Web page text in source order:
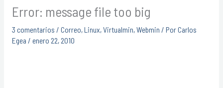
Error: message file too big
3 comentarios / Correo,Linux,Virtualmin,Webmin / PorCarlos
Egea / enero 22, 2010